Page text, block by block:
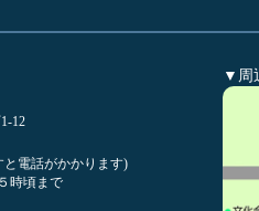
12
電話がかかります)
時頃まで
▼周